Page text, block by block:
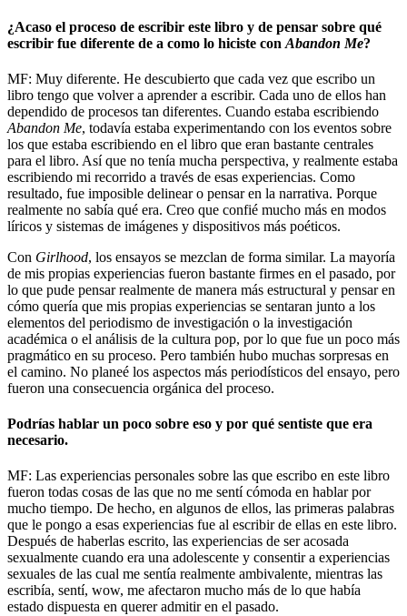
¿Acaso el proceso de escribir este libro y de pensar sobre qué
escribir fue diferente de a como lo hiciste con Abandon Me?
MF: Muy diferente. He descubierto que cada vez que escribo un
libro tengo que volver a aprender a escribir. Cada uno de ellos han
dependido de procesos tan diferentes. Cuando estaba escribiendo
Abandon Me, todavía estaba experimentando con los eventos sobre
los que estaba escribiendo en el libro que eran bastante centrales
para el libro. Así que no tenía mucha perspectiva, y realmente estaba
escribiendo mi recorrido a través de esas experiencias. Como
resultado, fue imposible delinear o pensar en la narrativa. Porque
realmente no sabía qué era. Creo que confié mucho más en modos
líricos y sistemas de imágenes y dispositivos más poéticos.
Con Girlhood, los ensayos se mezclan de forma similar. La mayoría
de mis propias experiencias fueron bastante firmes en el pasado, por
lo que pude pensar realmente de manera más estructural y pensar en
cómo quería que mis propias experiencias se sentaran junto a los
elementos del periodismo de investigación o la investigación
académica o el análisis de la cultura pop, por lo que fue un poco más
pragmático en su proceso. Pero también hubo muchas sorpresas en
el camino. No planeé los aspectos más periodísticos del ensayo, pero
fueron una consecuencia orgánica del proceso.
Podrías hablar un poco sobre eso y por qué sentiste que era
necesario.
MF: Las experiencias personales sobre las que escribo en este libro
fueron todas cosas de las que no me sentí cómoda en hablar por
mucho tiempo. De hecho, en algunos de ellos, las primeras palabras
que le pongo a esas experiencias fue al escribir de ellas en este libro.
Después de haberlas escrito, las experiencias de ser acosada
sexualmente cuando era una adolescente y consentir a experiencias
sexuales de las cual me sentía realmente ambivalente, mientras las
escribía, sentí, wow, me afectaron mucho más de lo que había
estado dispuesta en querer admitir en el pasado.